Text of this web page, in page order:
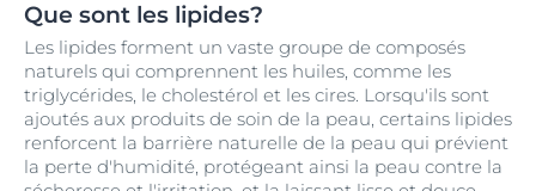
Que sont les lipides?
Les lipides forment un vaste groupe de composés
naturels qui comprennent les huiles, comme les
triglycérides, le cholestérol et les cires. Lorsqu'ils sont
ajoutés aux produits de soin de la peau, certains lipides
renforcent la barrière naturelle de la peau qui prévient
la perte d'humidité, protégeant ainsi la peau contre la